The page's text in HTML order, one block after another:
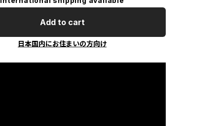
Add to cart
日本国内にお住まいの方向け